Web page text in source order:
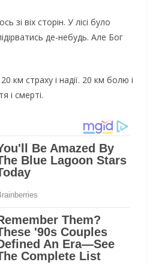
зі віх сторін. У лісі було
де-небудь. Але Бог
км страху і надії. 20 км болю і
і смерті.